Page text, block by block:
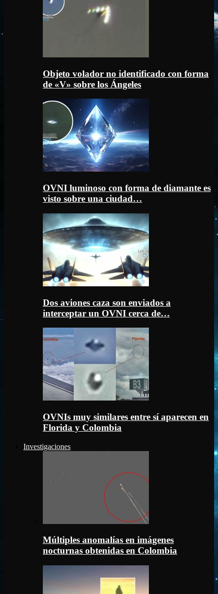
Objeto volador no identificado con forma
de «V» sobre los Ángeles
OVNI luminoso con forma de diamante es
visto sobre una ciudad…
Dos aviones caza son enviados a
interceptar un OVNI cerca de…
OVNIs muy similares entre sí aparecen en
Florida y Colombia
Investigaciones
Múltiples anomalías en imágenes
nocturnas obtenidas en Colombia